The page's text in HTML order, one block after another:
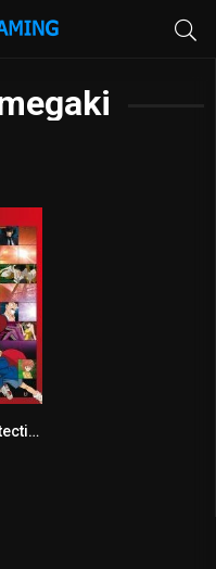
6.5Lupin III vs Detective Conan